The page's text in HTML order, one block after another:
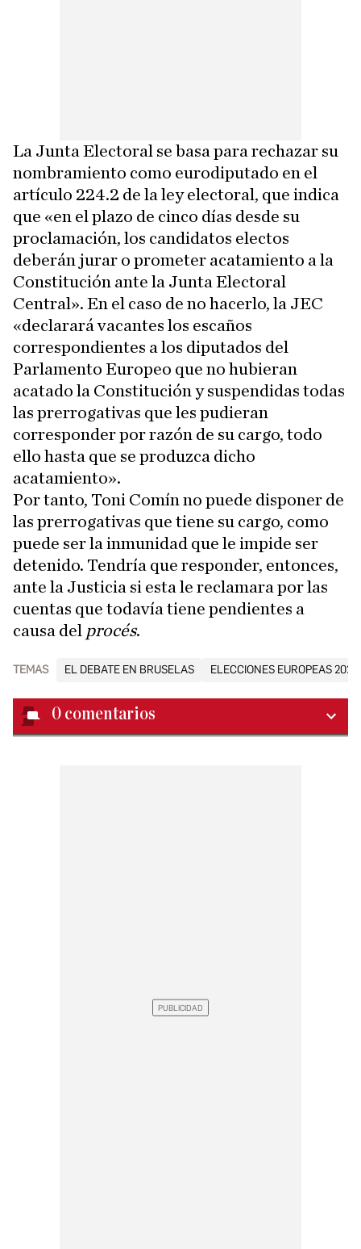
La Junta Electoral se basa para rechazar su
nombramiento como eurodiputado en el
artículo 224.2 de la ley electoral, que indica
que «en el plazo de cinco días desde su
proclamación, los candidatos electos
deberán jurar o prometer acatamiento a la
Constitución ante la Junta Electoral
Central». En el caso de no hacerlo, la JEC
«declarará vacantes los escaños
correspondientes a los diputados del
Parlamento Europeo que no hubieran
acatado la Constitución y suspendidas todas
las prerrogativas que les pudieran
corresponder por razón de su cargo, todo
ello hasta que se produzca dicho
acatamiento».
Por tanto, Toni Comín no puede disponer de
las prerrogativas que tiene su cargo, como
puede ser la inmunidad que le impide ser
detenido. Tendría que responder, entonces,
ante la Justicia si esta le reclamara por las
cuentas que todavía tiene pendientes a
causa del procés.
TEMAS EL DEBATE EN BRUSELAS ELECCIONES EUROPEAS 2024
0 comentarios